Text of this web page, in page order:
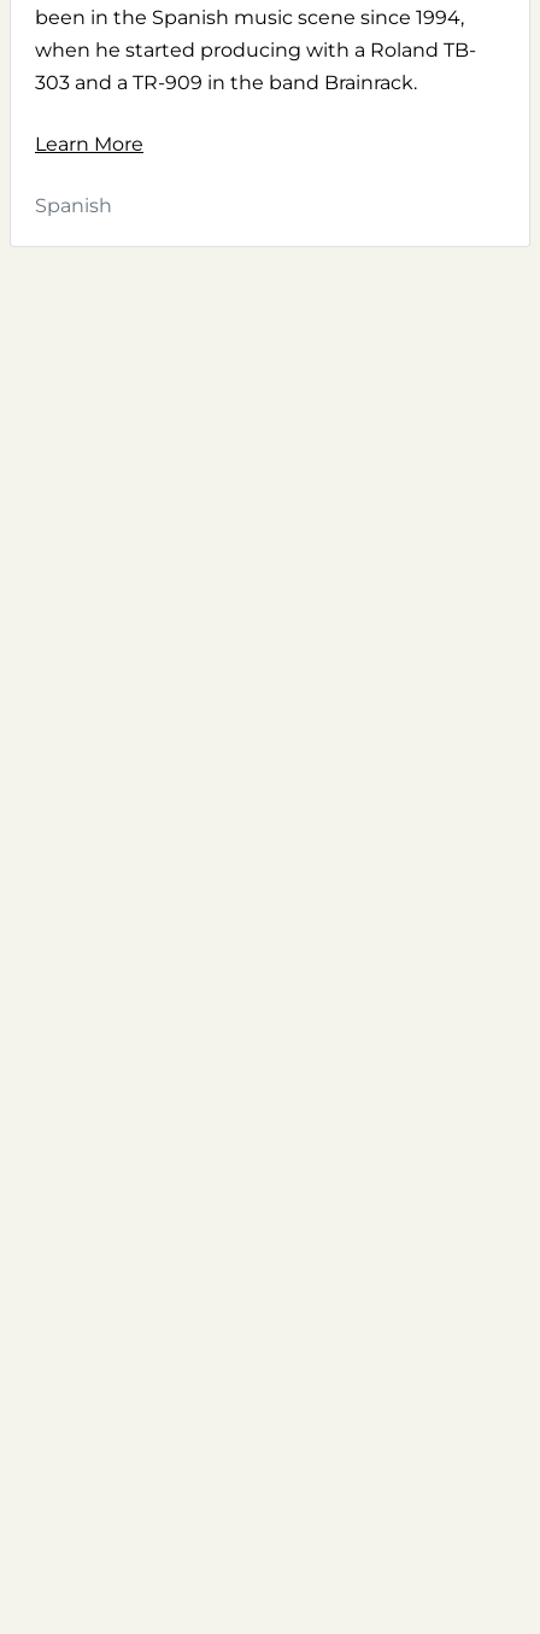
been in the Spanish music scene since 1994,
when he started producing with a Roland TB-
303 and a TR-909 in the band Brainrack.
Learn More
Spanish